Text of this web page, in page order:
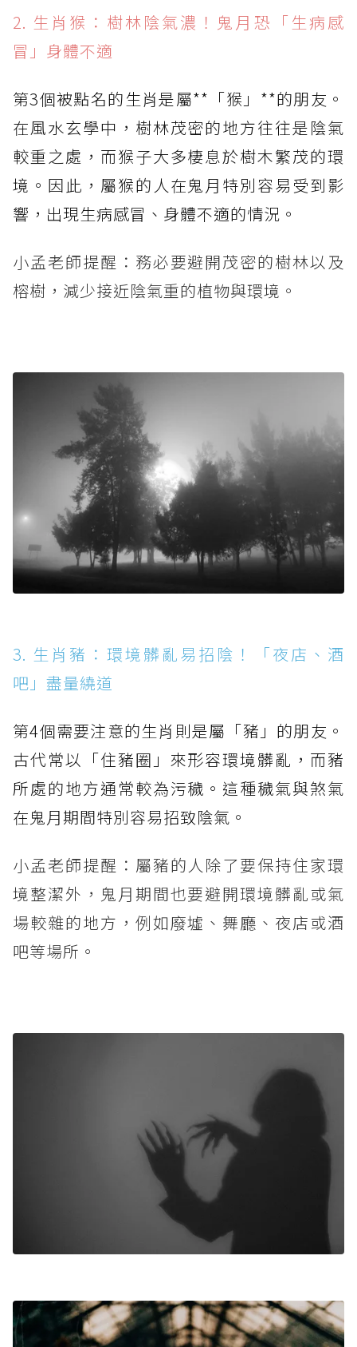
2. 生肖猴：樹林陰氣濃！鬼月恐「生病感
冒」身體不適
第3個被點名的生肖是屬**「猴」**的朋友。
在風水玄學中，樹林茂密的地方往往是陰氣
較重之處，而猴子大多棲息於樹木繁茂的環
境。因此，屬猴的人在鬼月特別容易受到影
響，出現生病感冒、身體不適的情況。
小孟老師提醒：務必要避開茂密的樹林以及
榕樹，減少接近陰氣重的植物與環境。
3. 生肖豬：環境髒亂易招陰！「夜店、酒
吧」盡量繞道
第4個需要注意的生肖則是屬「豬」的朋友。
古代常以「住豬圈」來形容環境髒亂，而豬
所處的地方通常較為污穢。這種穢氣與煞氣
在鬼月期間特別容易招致陰氣。
小孟老師提醒：屬豬的人除了要保持住家環
境整潔外，鬼月期間也要避開環境髒亂或氣
場較雜的地方，例如廢墟、舞廳、夜店或酒
吧等場所。